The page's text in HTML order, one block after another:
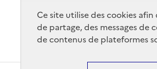
Ce site utilise des cookies
de partage, des messages de
de contenus de plateformes
FRANCAISE